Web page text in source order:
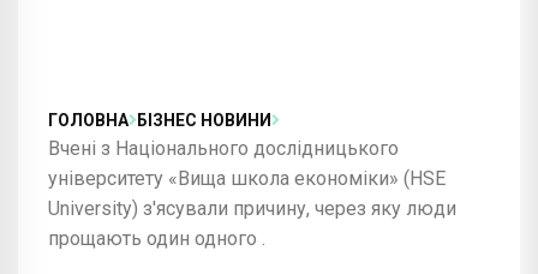
ГОЛОВНА БІЗНЕС НОВИНИ
Вчені з Національного дослідницького
університету «Вища школа економіки» (HSE
University) з'ясували причину, через яку люди
прощають один одного .